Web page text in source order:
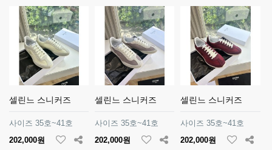
셀린느 스니커즈
사이즈 35호~41호
202,000원
셀린느 스니커즈
사이즈 35호~41호
202,000원
셀린느 스니커즈
사이즈 35호~41호
202,000원